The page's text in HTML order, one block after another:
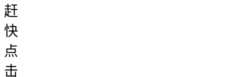
赶
快
点
击